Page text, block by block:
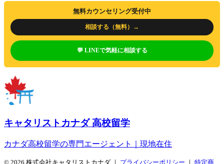
無料カウンセリング受付中
相談する（無料）→
💬 LINEで気軽に相談する
キャタリストカナダ 高校留学
カナダ高校留学の専門エージェント｜現地在住
© 2026 株式会社キャタリストカナダ ｜ プライバシーポリシー ｜ 特定商